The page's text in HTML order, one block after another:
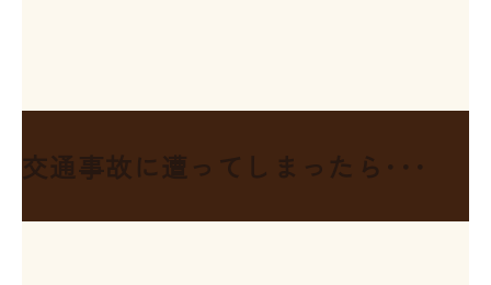
交通事故に遭ってしまったら･･･